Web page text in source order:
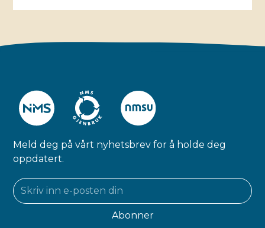
Meld deg på vårt nyhetsbrev for å holde deg
oppdatert.